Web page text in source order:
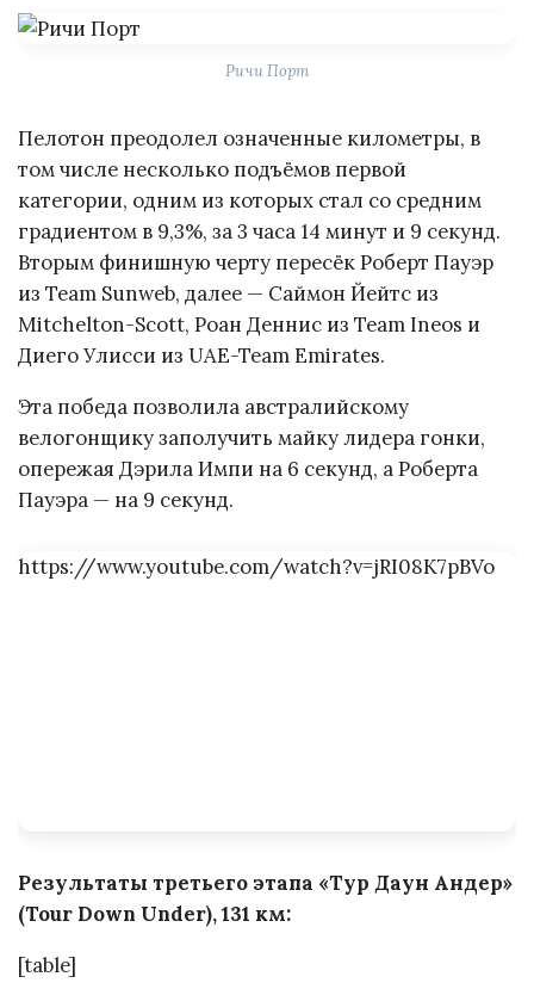
Ричи Порт
Пелотон преодолел означенные километры, в
том числе несколько подъёмов первой
категории, одним из которых стал со средним
градиентом в 9,3%, за 3 часа 14 минут и 9 секунд.
Вторым финишную черту пересёк Роберт Пауэр
из Team Sunweb, далее — Саймон Йейтс из
Mitchelton-Scott, Роан Деннис из Team Ineos и
Диего Улисси из UAE-Team Emirates.
Эта победа позволила австралийскому
велогонщику заполучить майку лидера гонки,
опережая Дэрила Импи на 6 секунд, а Роберта
Пауэра — на 9 секунд.
https://www.youtube.com/watch?v=jRI08K7pBVo
Результаты третьего этапа «Тур Даун Андер»
(Tour Down Under), 131 км:
[table]